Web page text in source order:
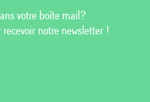
votre boîte mail?
notre newsletter !